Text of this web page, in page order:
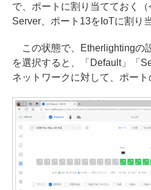
で、ポートに割り当てておく
Server、ポート13をIoTに割り
この状態で、Etherlightingの
を選択すると、「Default」「
ネットワークに対して、ポート